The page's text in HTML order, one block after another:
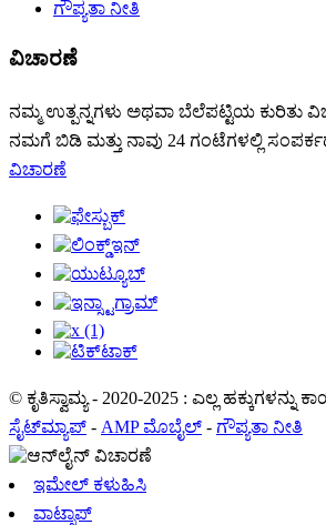
ಗೌಪ್ಯತಾ ನೀತಿ
ವಿಚಾರಣೆ
ನಮ್ಮ ಉತ್ಪನ್ನಗಳು ಅಥವಾ ಬೆಲೆಪಟ್ಟಿಯ ಕುರಿತು
ನಮಗೆ ಬಿಡಿ ಮತ್ತು ನಾವು 24 ಗಂಟೆಗಳಲ್ಲಿ
ವಿಚಾರಣೆ
© ಕೃತಿಸ್ವಾಮ್ಯ - 2020-2025 : ಎಲ್ಲ ಹಕ್ಕುಗಳನ್ನು
ಸೈಟ್‌ಮ್ಯಾಪ್ - AMP ಮೊಬೈಲ್ - ಗೌಪ್ಯತಾ ನೀತಿ
ಇಮೇಲ್ ಕಳುಹಿಸಿ
ವಾಟ್ಸಾಪ್